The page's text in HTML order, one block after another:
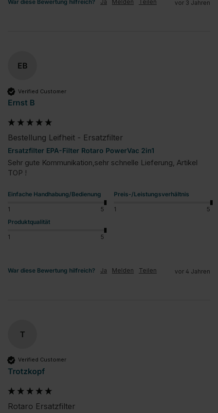
War diese Bewertung hilfreich? Ja Melden Teilen vor 3 Jahren
EB
Verified Customer
Ernst B
Bestellung Leifheit - Ersatzfilter
Ersatzfilter EPA-Filter Rotaro PowerVac 2in1
Sehr gute Kommunikation,sehr schnelle Lieferung, Artikel
TOP !
Einfache Handhabung/Bedienung
1 5
Preis-/Leistungsverhältnis
1
5
Produktqualität
1 5
War diese Bewertung hilfreich? Ja Melden Teilen vor 4 Jahren
T
Verified Customer
Trotzkopf
Rotaro Ersatzfilter